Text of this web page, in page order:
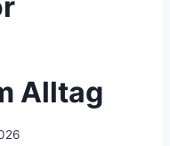
Alltag